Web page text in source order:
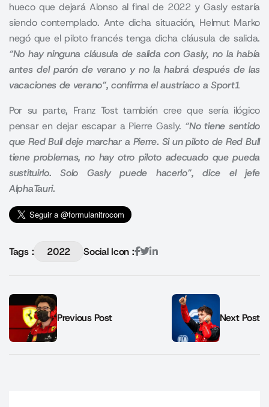
hueco que dejará Alonso al final de 2022 y Gasly estaría
siendo contemplado. Ante dicha situación, Helmut Marko
negó que el piloto francés tenga dicha cláusula de salida.
“No hay ninguna cláusula de salida con Gasly, no la había
antes del parón de verano y no la habrá después de las
vacaciones de verano”, confirma el austriaco a Sport1
Por su parte, Franz Tost también cree que sería ilógico
pensar en dejar escapar a Pierre Gasly. “No tiene sentido
que Red Bull deje marchar a Pierre. Si un piloto de Red Bull
tiene problemas, no hay otro piloto adecuado que pueda
sustituirlo. Solo Gasly puede hacerlo”, dice el jefe
AlphaTauri.
Tags : 2022 Social Icon :
Previous Post Next Post